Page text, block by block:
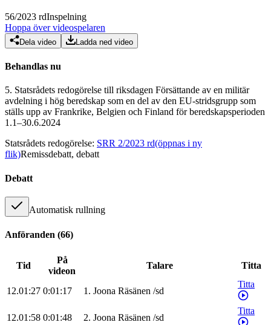
56/2023 rdInspelning
Hoppa över videospelaren
Dela video Ladda ned video
Behandlas nu
5. Statsrådets redogörelse till riksdagen Försättande av en militär
avdelning i hög beredskap som en del av den EU-stridsgrupp som
ställs upp av Frankrike, Belgien och Finland för beredskapsperioden
1.1–30.6.2024
Statsrådets redogörelse: SRR 2/2023 rd(öppnas i ny
flik)Remissdebatt, debatt
Debatt
Automatisk rullning
Anföranden (66)
Tid
På
videon
Talare Titta
12.01:27 0:01:17 1. Joona Räsänen /sd
Titta
12.01:58 0:01:48 2. Joona Räsänen /sd
Titta